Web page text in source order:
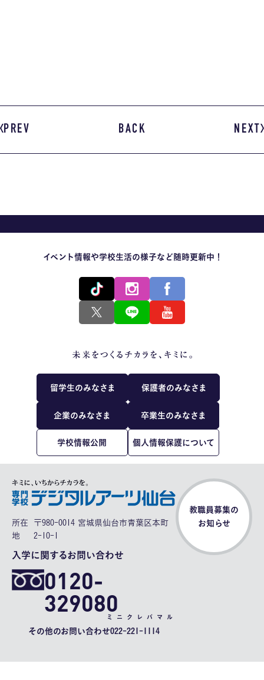
PREV BACK NEXT
イベント情報や学校生活の様子など随時更新中！
留学生のみなさま 保護者のみなさま
企業のみなさま 卒業生のみなさま
学校情報公開 個人情報保護について
所在
地
〒980-0014 宮城県仙台市青葉区本町
2-10-1
入学に関するお問い合わせ
0120-
329080
ミニクレバマル
その他のお問い合わせ022-221-1114
教職員募集の
お知らせ